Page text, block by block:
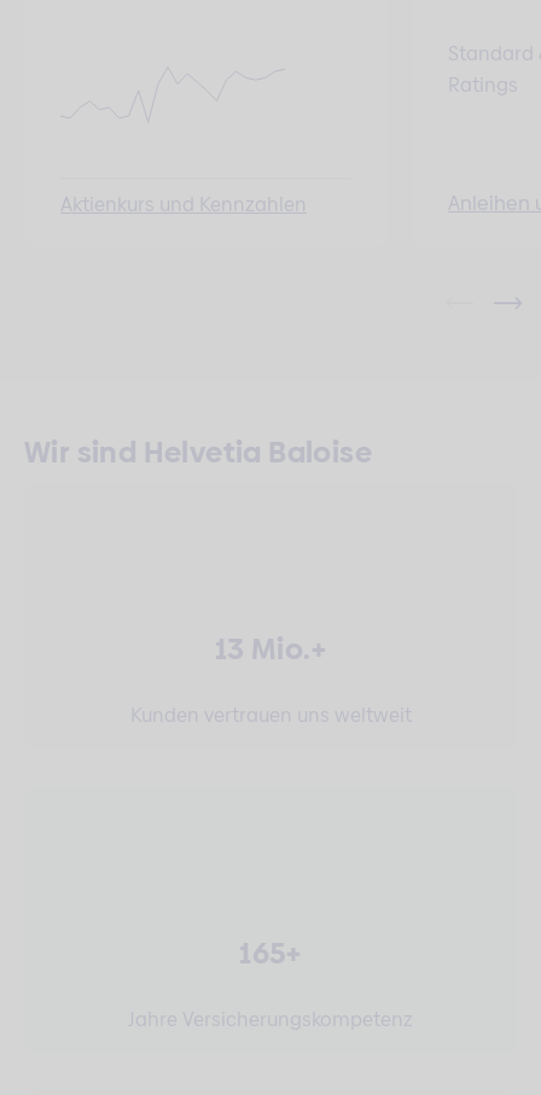
Aktienkurs und Kennzahlen
Standard
Ratings
Anleihen
Wir sind Helvetia Baloise
13 Mio.+
Kunden vertrauen uns weltweit
165+
Jahre Versicherungskompetenz